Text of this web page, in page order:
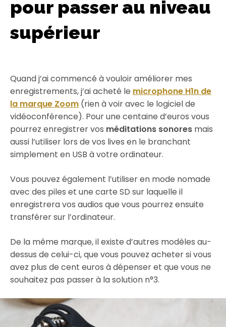
pour passer au niveau
supérieur
Quand j’ai commencé à vouloir améliorer mes
enregistrements, j’ai acheté le microphone H1n de
la marque Zoom (rien à voir avec le logiciel de
vidéoconférence). Pour une centaine d’euros vous
pourrez enregistrer vos méditations sonores mais
aussi l’utiliser lors de vos lives en le branchant
simplement en USB à votre ordinateur.
Vous pouvez également l’utiliser en mode nomade
avec des piles et une carte SD sur laquelle il
enregistrera vos audios que vous pourrez ensuite
transférer sur l’ordinateur.
De la même marque, il existe d’autres modèles au-
dessus de celui-ci, que vous pouvez acheter si vous
avez plus de cent euros à dépenser et que vous ne
souhaitez pas passer à la solution n°3.